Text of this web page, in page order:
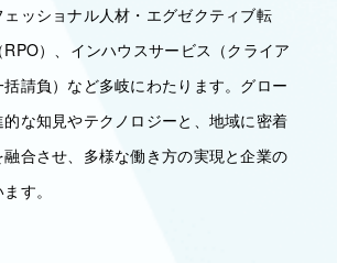
ッショナル人材・エグゼクティブ転
）、インハウスサービス（クライア
請負）など多岐にわたります。グロー
な知見やテクノロジーと、地域に密着
融合させ、多様な働き方の実現と企業の
す。